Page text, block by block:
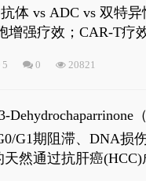
体 vs ADC vs 双特
强疗效；CAR-T疗
5 0 20821
G1期阻滞、DNA损
天然通过抗肝癌